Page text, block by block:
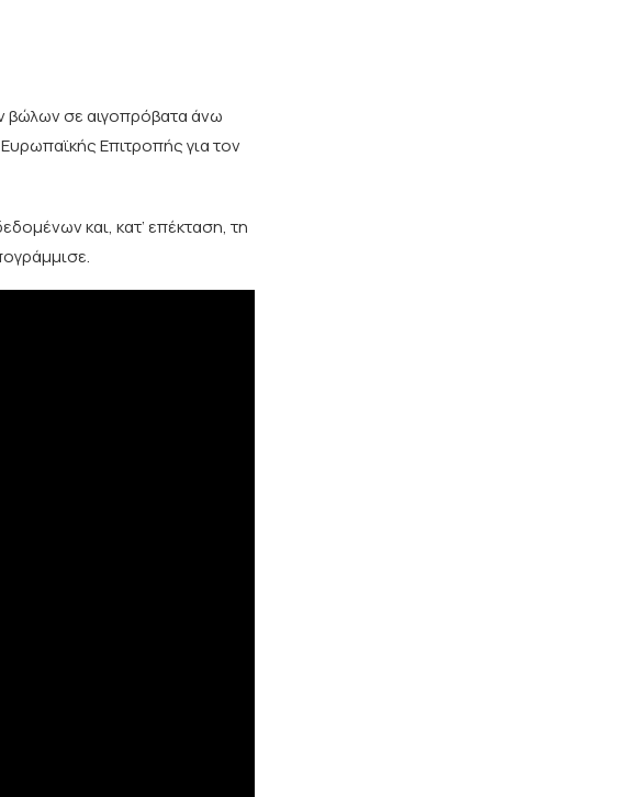
βώλων σε αιγοπρόβατα άνω
Επιτροπής για τον
και, κατ’ επέκταση, τη